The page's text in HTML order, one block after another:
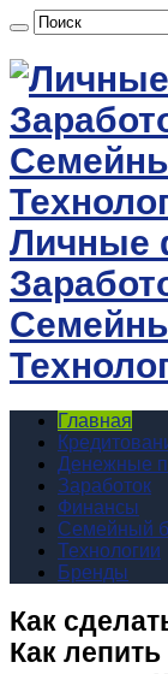
Личные
Главная
Денежные
Заработок
Финансы
Семейный
Технологии
Бренды
Как
Как